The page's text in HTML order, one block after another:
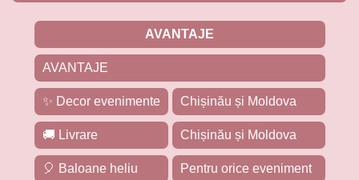
AVANTAJE
AVANTAJE
✨ Decor evenimente Chișinău și Moldova
🚚 Livrare Chișinău și Moldova
🎈 Baloane heliu Pentru orice eveniment